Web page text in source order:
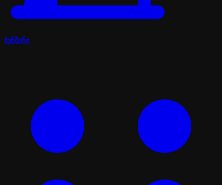
ბენზინი